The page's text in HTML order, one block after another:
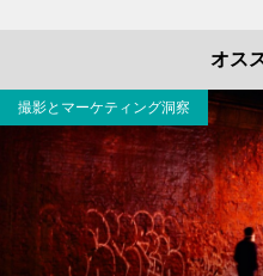
オス
撮影とマーケティング洞察